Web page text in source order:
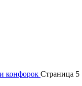
конфорок Страница 5